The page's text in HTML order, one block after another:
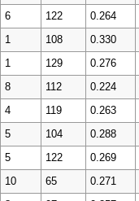
6 122 0.264
1 108 0.330
1 129 0.276
8 112 0.224
4 119 0.263
5 104 0.288
5 122 0.269
10 65 0.271